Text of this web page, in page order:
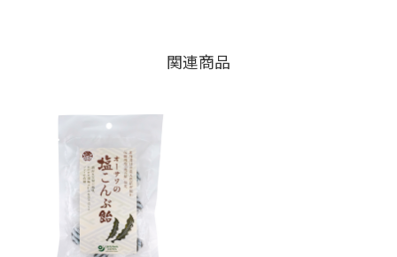
関連商品